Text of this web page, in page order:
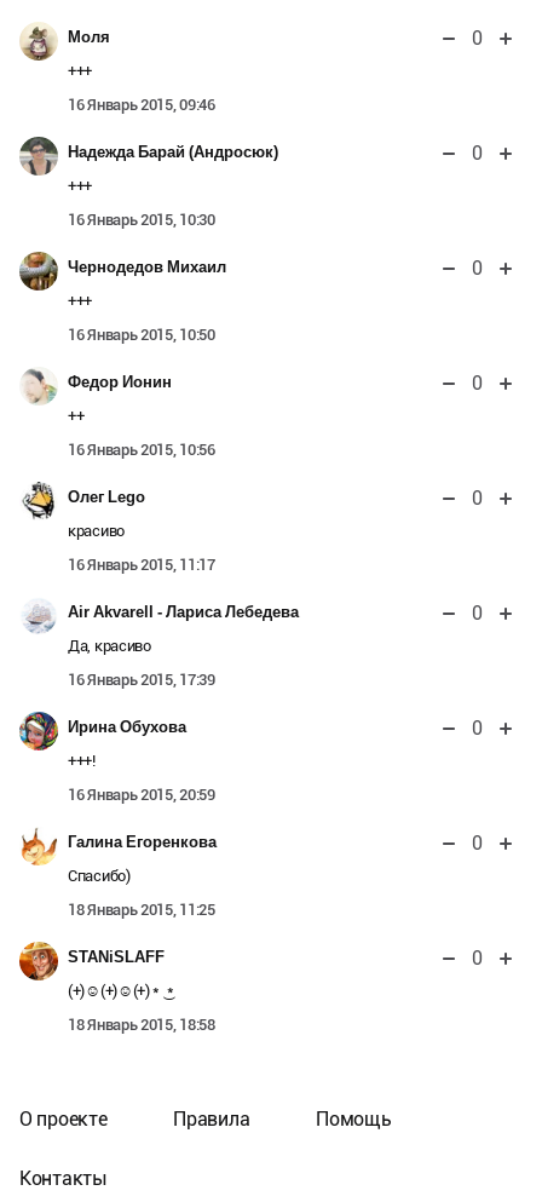
Моля 0
+++
16 Январь 2015, 09:46
Надежда Барай (Андросюк) 0
+++
16 Январь 2015, 10:30
Чернодедов Михаил 0
+++
16 Январь 2015, 10:50
Федор Ионин 0
++
16 Январь 2015, 10:56
Олег Lego 0
красиво
16 Январь 2015, 11:17
Air Akvarell - Лариса Лебедева 0
Да, красиво
16 Январь 2015, 17:39
Ирина Обухова 0
+++!
16 Январь 2015, 20:59
Галина Егоренкова 0
Спасибо)
18 Январь 2015, 11:25
STANiSLAFF 0
(+)☺(+)☺(+) * ͜ *
18 Январь 2015, 18:58
О проекте Правила Помощь
Контакты